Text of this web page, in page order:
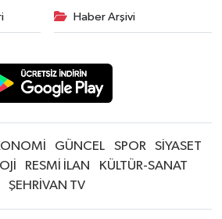
Haber Arşivi
GÜNCEL SPOR
SİYASET
RESMİ İLAN
KÜLTÜR-SANAT
ŞEHRİVAN TV